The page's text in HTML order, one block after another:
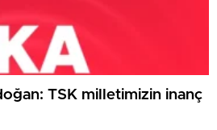
TSK milletimizin inanç